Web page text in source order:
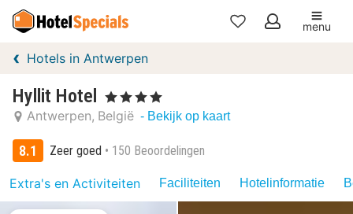
Mijn
menu
Hotels in Antwerpen
Hyllit Hotel , 4 Sterren
Antwerpen België - Bekijk op kaart
8.1 Zeer goed 150 Beoordelingen
Extra's en Activiteiten Faciliteiten Hotelinformatie